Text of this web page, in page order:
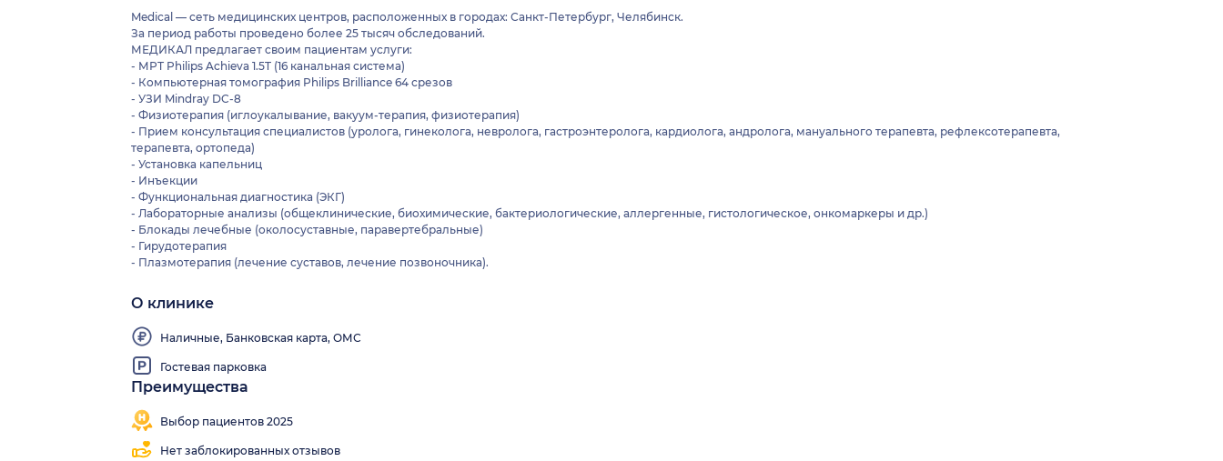
Medical — сеть медицинских центров, расположенных в городах: Санкт-Петербург, Челябинск.
За период работы проведено более 25 тысяч обследований.
МЕДИКАЛ предлагает своим пациентам услуги:
- МРТ Philips Achieva 1.5T (16 канальная система)
- Компьютерная томография Philips Brilliance 64 срезов
- УЗИ Mindray DC-8
- Физиотерапия (иглоукалывание, вакуум-терапия, физиотерапия)
- Прием консультация специалистов (уролога, гинеколога, невролога, гастроэнтеролога, кардиолога, андролога, мануального терапевта, рефлексотерапевта,
терапевта, ортопеда)
- Установка капельниц
- Инъекции
- Функциональная диагностика (ЭКГ)
- Лабораторные анализы (общеклинические, биохимические, бактериологические, аллергенные, гистологическое, онкомаркеры и др.)
- Блокады лечебные (околосуставные, паравертебральные)
- Гирудотерапия
- Плазмотерапия (лечение суставов, лечение позвоночника).
О клинике
Наличные, Банковская карта, ОМС
Гостевая парковка
Преимущества
Выбор пациентов 2025
Нет заблокированных отзывов
клиника
Близко
метро
Работаем
выходные